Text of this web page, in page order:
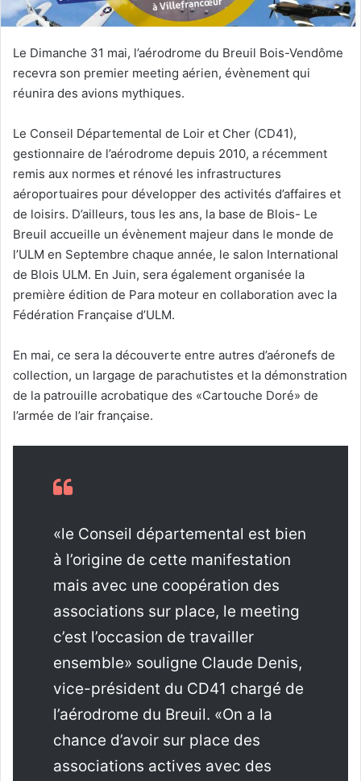
o
u
r
Le Dimanche 31 mai, l’aérodrome du Breuil Bois-Vendôme
recevra son premier meeting aérien, évènement qui
réunira des avions mythiques.
Le Conseil Départemental de Loir et Cher (CD41),
gestionnaire de l’aérodrome depuis 2010, a récemment
remis aux normes et rénové les infrastructures
aéroportuaires pour développer des activités d’affaires et
de loisirs. D’ailleurs, tous les ans, la base de Blois- Le
Breuil accueille un évènement majeur dans le monde de
l’ULM en Septembre chaque année, le salon International
de Blois ULM. En Juin, sera également organisée la
première édition de Para moteur en collaboration avec la
Fédération Française d’ULM.
En mai, ce sera la découverte entre autres d’aéronefs de
collection, un largage de parachutistes et la démonstration
de la patrouille acrobatique des «Cartouche Doré» de
l’armée de l’air française.
«le Conseil départemental est bien
à l’origine de cette manifestation
mais avec une coopération des
associations sur place, le meeting
c’est l’occasion de travailler
ensemble» souligne Claude Denis,
vice-président du CD41 chargé de
l’aérodrome du Breuil. «On a la
chance d’avoir sur place des
associations actives avec des